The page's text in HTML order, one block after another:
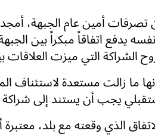
أمين عام الجبهة،
يدفع اتفاقاً مبكراً بين
التي ميزت العلاقات
ما زالت مستعدة لاستئناف
يجب أن يستند إلى شراكة
الذي وقعته مع بلد،